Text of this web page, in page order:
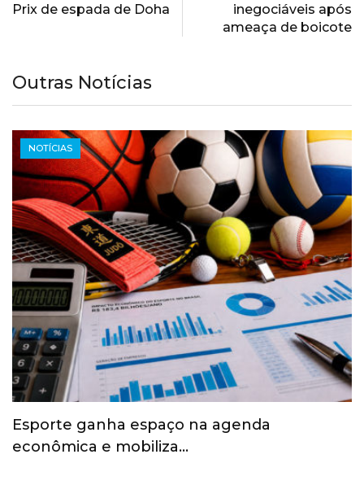
Prix de espada de Doha
inegociáveis após
ameaça de boicote
Outras Notícias
NOTÍCIAS
Esporte ganha espaço na agenda
econômica e mobiliza…